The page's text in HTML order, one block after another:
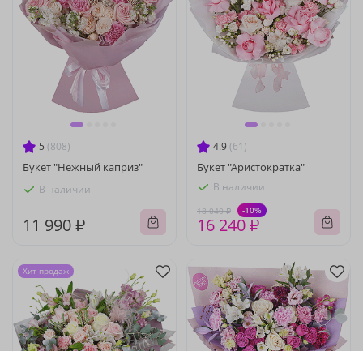
5 (808)
Букет "Нежный каприз"
В наличии
11 990 ₽
4.9 (61)
Букет "Аристократка"
В наличии
18 040 ₽ -10%
16 240 ₽
Хит продаж